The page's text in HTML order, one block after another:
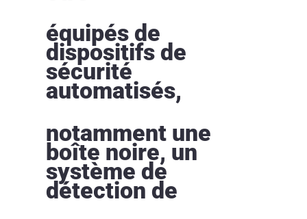
équipés de
dispositifs de
sécurité
automatisés,
notamment une
boîte noire, un
système de
détection de